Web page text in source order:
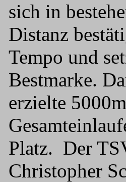
sich in
Distanz
Tempo und
Bestmarke.
erzielte
Platz. Der
Christopher